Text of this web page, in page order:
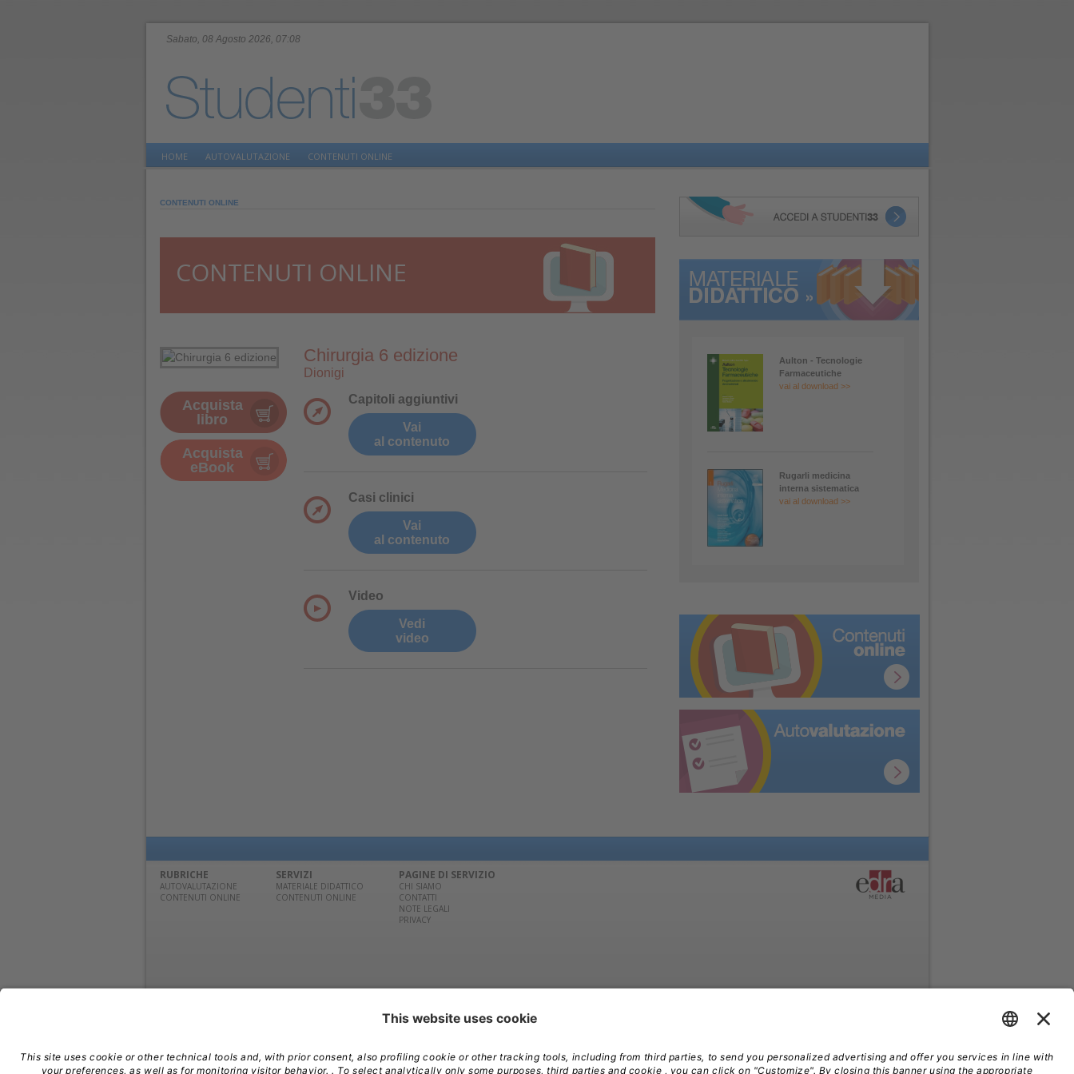
Sabato, 08 Agosto 2026, 07:08
HOME AUTOVALUTAZIONE CONTENUTI ONLINE
CONTENUTI ONLINE
CONTENUTI ONLINE
Acquista
libro
Acquista
eBook
Chirurgia 6 edizione
Dionigi
Capitoli aggiuntivi
Vai
al contenuto
Casi clinici
Vai
al contenuto
Video
Vedi
video
Aulton - Tecnologie
Farmaceutiche
vai al download >>
Rugarli medicina
interna sistematica
vai al download >>
RUBRICHE
AUTOVALUTAZIONE
CONTENUTI ONLINE
SERVIZI
MATERIALE DIDATTICO
CONTENUTI ONLINE
PAGINE DI SERVIZIO
CHI SIAMO
CONTATTI
NOTE LEGALI
PRIVACY